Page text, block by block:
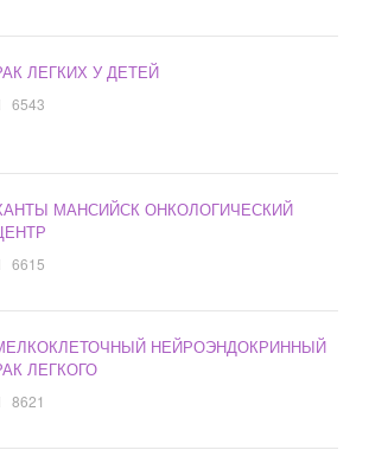
ЛЕГКИХ У ДЕТЕЙ
6543
МАНСИЙСК ОНКОЛОГИЧЕСКИЙ
6615
НЕЙРОЭНДОКРИННЫЙ
ЛЕГКОГО
8621